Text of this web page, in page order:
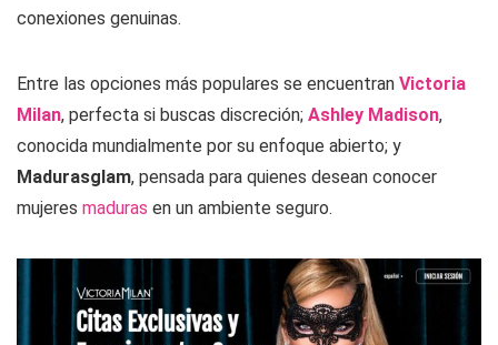
conexiones genuinas.
Entre las opciones más populares se encuentran Victoria
Milan, perfecta si buscas discreción; Ashley Madison,
conocida mundialmente por su enfoque abierto; y
Madurasglam, pensada para quienes desean conocer
mujeres maduras en un ambiente seguro.